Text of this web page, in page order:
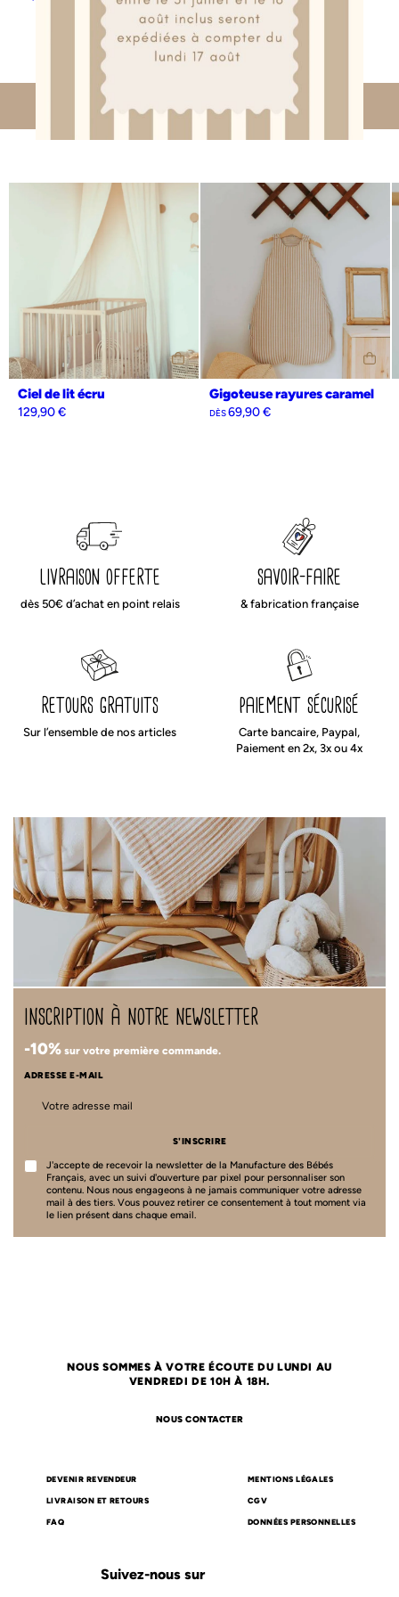
notre tapis de jeux est made in france et
personnalisable
Notre tapis de jeux servira également parfaitement
de petit
édredon pour le lit de votre enfant.
Made in France , confectionné à partir de
matières garanties
sans substance nocive ou irritante
, il conviendra parfaitement à
la peau sensible des nouveau-nés et sera respectueux de sa santé et
de notre environnement
Cadeau de naissance idéal, ce tapis de jeux peut être
personnalisé avec le prénom de bébé ou avec un petit mot
Produit imaginé et fabriqué en France avec amour.
Liberté, égalité, fabriqué français.
découvrez aussi
Ciel de lit écru
129,90€
0-6 mois (70cm)
6-24 mois (90cm)
24-36 mois (110cm)
Personnalisation Oui Non
Gigoteuse rayures caramel
DÈS69,90€
livraison offerte
dès 50€ d’achat en point relais
savoir-faire
& fabrication française
retours gratuits
Sur l’ensemble de nos articles
paiement sécurisé
Carte bancaire, Paypal,
Paiement en 2x, 3x ou 4x
inscription à notre newsletter
-10% sur votre première commande.
ADRESSE E-MAIL
S'INSCRIRE
J'accepte de recevoir la newsletter de la Manufacture des Bébés
Français, avec un suivi d'ouverture par pixel pour personnaliser son
contenu. Nous nous engageons à ne jamais communiquer votre adresse
mail à des tiers. Vous pouvez retirer ce consentement à tout moment via
le lien présent dans chaque email.
NOUS SOMMES À VOTRE ÉCOUTE DU LUNDI AU
VENDREDI DE 10H À 18H.
NOUS CONTACTER
DEVENIR REVENDEUR
LIVRAISON ET RETOURS
FAQ
MENTIONS LÉGALES
CGV
DONNÉES PERSONNELLES
Suivez-nous sur